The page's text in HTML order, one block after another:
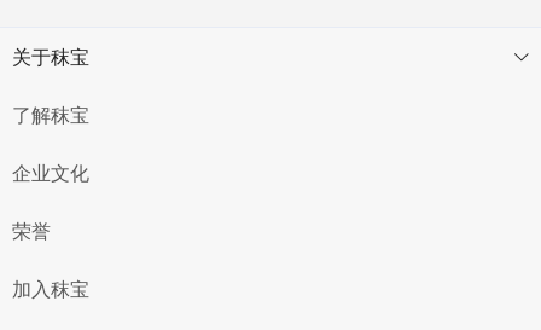
关于秣宝
了解秣宝
企业文化
荣誉
加入秣宝